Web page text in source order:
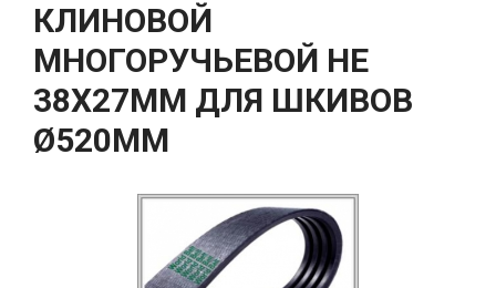
КЛИНОВОЙ
МНОГОРУЧЬЕВОЙ HE
38Х27ММ ДЛЯ ШКИВОВ
Ø520ММ